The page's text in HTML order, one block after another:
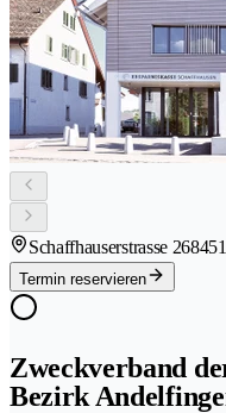
Schaffhauserstrasse 26
Termin reservieren
Zweckverband
Bezirk